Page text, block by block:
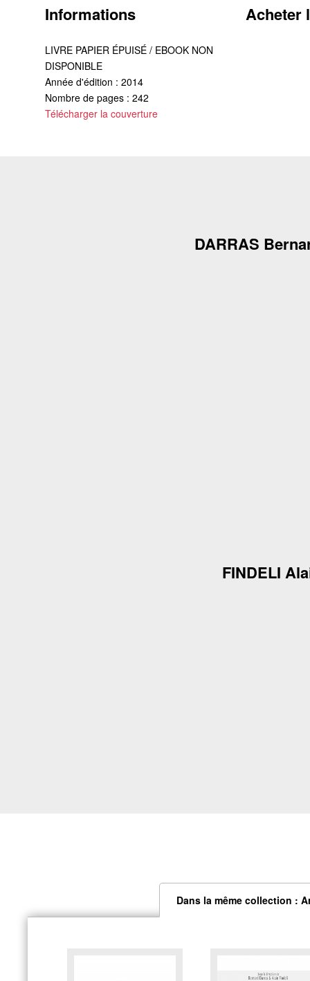
Informations
LIVRE PAPIER ÉPUISÉ / EBOOK NON
DISPONIBLE
Année d'édition : 2014
Nombre de pages : 242
Télécharger la couverture
Acheter
DARRAS
FINDELI
Dans la même collection :